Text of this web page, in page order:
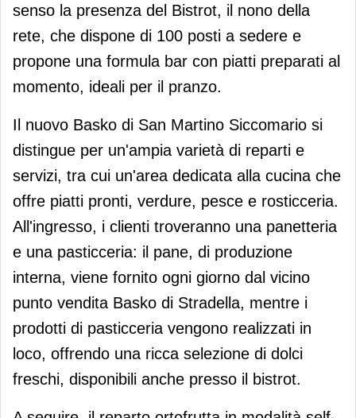
senso la presenza del Bistrot, il nono della
rete, che dispone di 100 posti a sedere e
propone una formula bar con piatti preparati al
momento, ideali per il pranzo.
Il nuovo Basko di San Martino Siccomario si
distingue per un'ampia varietà di reparti e
servizi, tra cui un'area dedicata alla cucina che
offre piatti pronti, verdure, pesce e rosticceria.
All'ingresso, i clienti troveranno una panetteria
e una pasticceria: il pane, di produzione
interna, viene fornito ogni giorno dal vicino
punto vendita Basko di Stradella, mentre i
prodotti di pasticceria vengono realizzati in
loco, offrendo una ricca selezione di dolci
freschi, disponibili anche presso il bistrot.